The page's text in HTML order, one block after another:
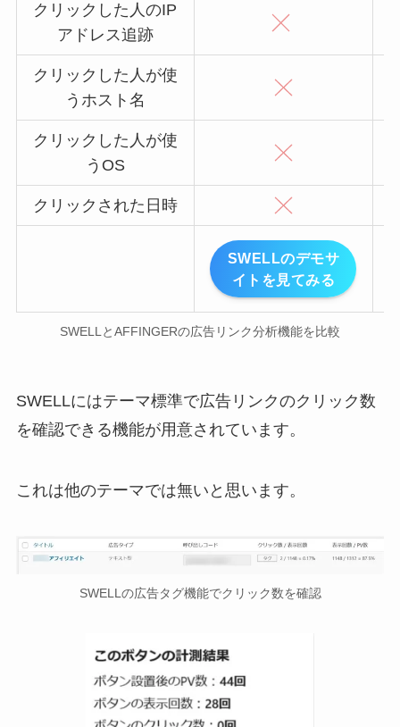
クリックした人のIP
アドレス追跡
クリックした人が使
うホスト名
クリックした人が使
うOS
クリックされた日時
SWELLのデモサ
イトを見てみる
SWELLとAFFINGERの広告リンク分析機能を比較
SWELLにはテーマ標準で広告リンクのクリック数
を確認できる機能が用意されています。
これは他のテーマでは無いと思います。
SWELLの広告タグ機能でクリック数を確認